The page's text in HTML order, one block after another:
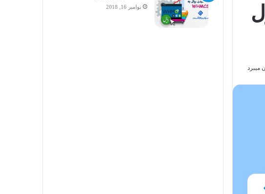
نوامبر 16, 2018